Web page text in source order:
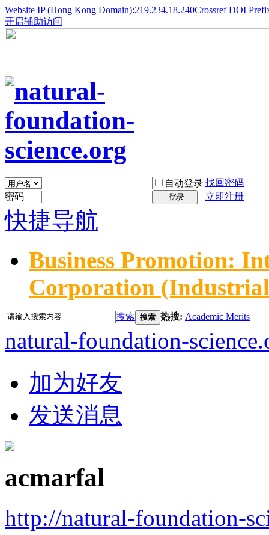
Website IP (Hong Kong Domain):219.234.18.240Crossref DOI
开启辅助访问
自动登录 找回密码
密码
登录 立即注册
快捷导航
Business Promotion:
Corporation
搜索 搜索 热搜: Academic Merits
natural-foundation-
加为好友
发送消息
acmarfal
http://natural-foundation-